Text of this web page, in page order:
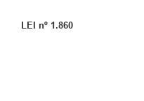
LEI nº 1.860